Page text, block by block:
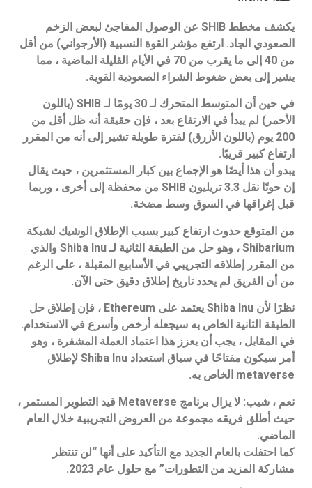
يكشف مخطط SHIB عن الوصول المفاجئ لبعض الزخم
الصعودي الجاد. ارتفع مؤشر القوة النسبية (الأرجواني) من أقل
من 40 إلى ما يقرب من 70 في الأيام القليلة الماضية ، مما
يشير إلى بعض ضغوط الشراء الصعودية القوية.
في حين أن المتوسط المتحرك لـ 30 يومًا لـ SHIB (باللون
الأحمر) لم يبدأ في الارتفاع بعد ، فإن حقيقة أنه ظل أقل من
200 يوم (باللون الأزرق) لفترة طويلة تشير إلى أنه من المقرر
ارتفاع كبير قريبًا.
يبدو أن هذا أيضًا هو الإجماع بين كبار المستثمرين ، حيث يقال
إن حوتًا نقل 3.3 تريليون SHIB من محفظة إلى أخرى ، وربما
قبل إغراقها في السوق وسط مضخة.
من المتوقع حدوث ارتفاع كبير بسبب الإطلاق الوشيك لشبكة
Shibarium ، وهو حل من الطبقة الثانية لـ Shiba Inu والذي
من المقرر إطلاقه التجريبي في الأسابيع المقبلة ، على الرغم
من أن الفريق لم يحدد تاريخ إطلاق دقيق حتى الآن.
نظرًا لأن Shiba Inu يعتمد على Ethereum ، فإن إطلاق حل
الطبقة الثانية الخاص به سيجعله أرخص وأسرع في الاستخدام.
في المقابل ، يجب أن يعزز هذا اعتماد العملة المشفرة ، وهو
أمر سيكون مفتاحًا في سياق استعداد Shiba Inu لإطلاق
metaverse الخاص به.
نعم ، شيب: لا يزال برنامج Metaverse قيد التطوير المستمر ،
حيث أطلق فريقه مجموعة من العروض التجريبية خلال العام
الماضي.
كما احتفلت بالعام الجديد مع التأكيد على أنها “لن تنتظر
مشاركة المزيد من التطورات” مع حلول عام 2023.